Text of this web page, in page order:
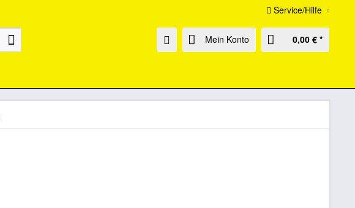
Service/Hilfe
Mein Konto 0,00 € *